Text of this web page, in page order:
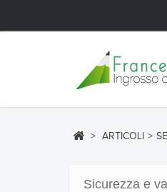
> ARTICOLI >
Sicurezza e